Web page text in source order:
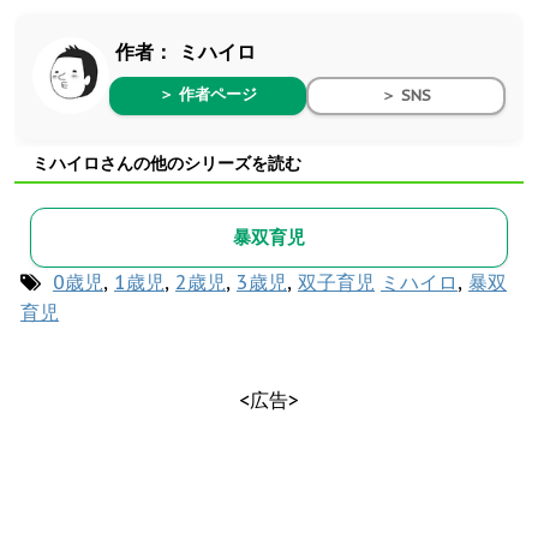
作者： ミハイロ
＞ 作者ページ ＞ SNS
ミハイロさんの他のシリーズを読む
暴双育児
0歳児, 1歳児, 2歳児, 3歳児, 双子育児 ミハイロ , 暴双
育児
<広告>